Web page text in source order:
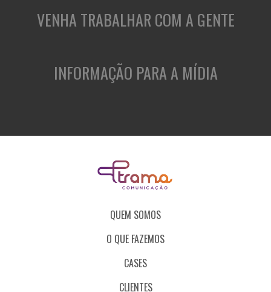
VENHA TRABALHAR COM A GENTE
INFORMAÇÃO PARA A MÍDIA
QUEM SOMOS
O QUE FAZEMOS
CASES
CLIENTES